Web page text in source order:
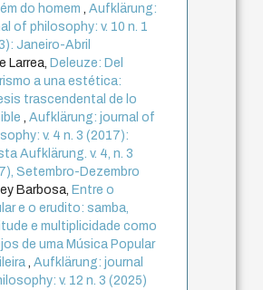
do homem
,Aufklärung:
of philosophy: v. 10 n. 1
Janeiro-Abril
Larrea, Deleuze: Del
a una estética:
trascendental de lo
,Aufklärung: journal of
v. 4 n. 3 (2017):
Aufklärung. v. 4, n. 3
Setembro-Dezembro
Barbosa, Entre o
e o erudito: samba,
e multiplicidade como
de uma Música Popular
,Aufklärung: journal
v. 12 n. 3 (2025)